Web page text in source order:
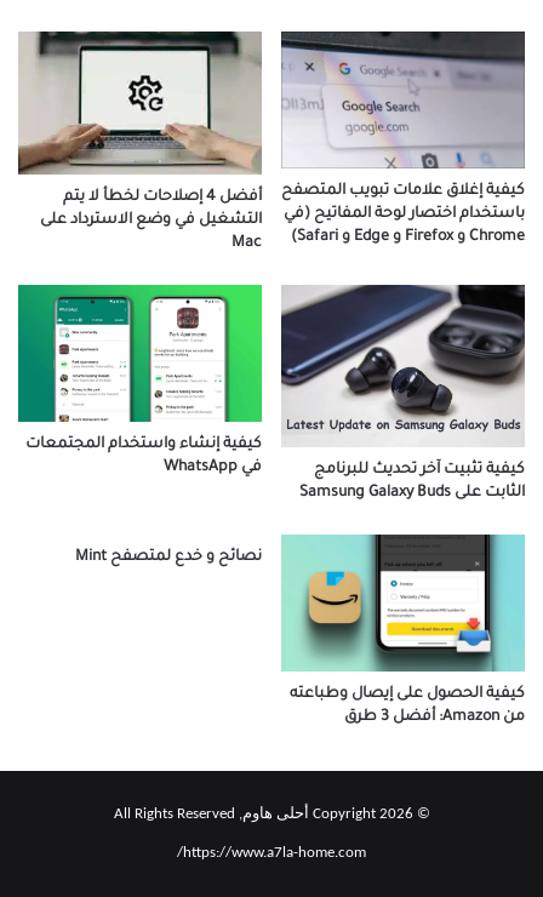
أفضل 4 إصلاحات لخطأ لا يتم
التشغيل في وضع الاسترداد على
Mac
كيفية إغلاق علامات تبويب المتصفح
باستخدام اختصار لوحة المفاتيح (في
Chrome و Firefox و Edge و Safari)
كيفية إنشاء واستخدام المجتمعات
في WhatsApp
كيفية تثبيت آخر تحديث للبرنامج
الثابت على Samsung Galaxy Buds
نصائح و خدع لمتصفح Mint
كيفية الحصول على إيصال وطباعته
من Amazon: أفضل 3 طرق
© Copyright 2026 أحلى هاوم, All Rights Reserved
https://www.a7la-home.com/